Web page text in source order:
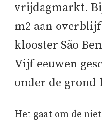
vrijdagmarkt.
m2 aan
klooster São
Vijf eeuwen
onder de grond
Het gaat om de